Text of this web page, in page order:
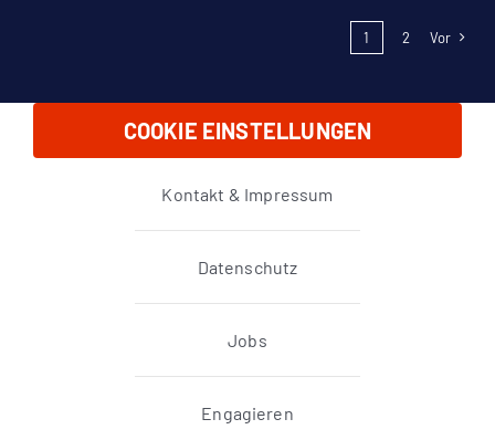
1 2 Vor
COOKIE EINSTELLUNGEN
Kontakt & Impressum
Datenschutz
Jobs
Engagieren